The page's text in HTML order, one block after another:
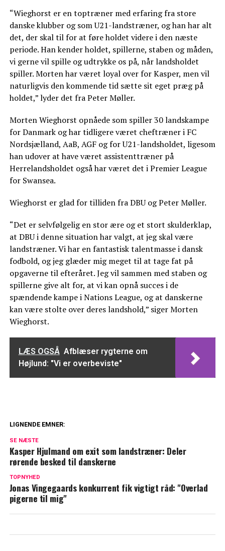
“Wieghorst er en toptræner med erfaring fra store
danske klubber og som U21-landstræner, og han har alt
det, der skal til for at føre holdet videre i den næste
periode. Han kender holdet, spillerne, staben og måden,
vi gerne vil spille og udtrykke os på, når landsholdet
spiller. Morten har været loyal over for Kasper, men vil
naturligvis den kommende tid sætte sit eget præg på
holdet,” lyder det fra Peter Møller.
Morten Wieghorst opnåede som spiller 30 landskampe
for Danmark og har tidligere været cheftræner i FC
Nordsjælland, AaB, AGF og for U21-landsholdet, ligesom
han udover at have været assistenttræner på
Herrelandsholdet også har været det i Premier League
for Swansea.
Wieghorst er glad for tilliden fra DBU og Peter Møller.
“Det er selvfølgelig en stor ære og et stort skulderklap,
at DBU i denne situation har valgt, at jeg skal være
landstræner. Vi har en fantastisk talentmasse i dansk
fodbold, og jeg glæder mig meget til at tage fat på
opgaverne til efteråret. Jeg vil sammen med staben og
spillerne give alt for, at vi kan opnå succes i de
spændende kampe i Nations League, og at danskerne
kan være stolte over deres landshold,” siger Morten
Wieghorst.
LÆS OGSÅ Afblæser rygterne om
Højlund: "Vi er overbeviste"
spidsen
LIGNENDE EMNER:
SE NÆSTE
Kasper Hjulmand om exit som landstræner: Deler
rørende besked til danskerne
TOPNYHED
Jonas Vingegaards konkurrent fik vigtigt råd: "Overlad
pigerne til mig"